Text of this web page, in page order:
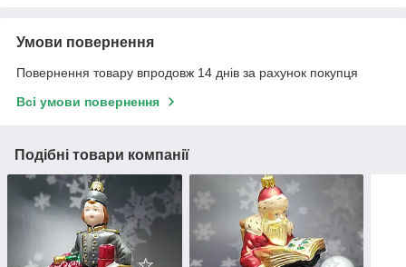
Умови повернення
Повернення товару впродовж 14 днів за рахунок покупця
Всі умови повернення
Подібні товари компанії